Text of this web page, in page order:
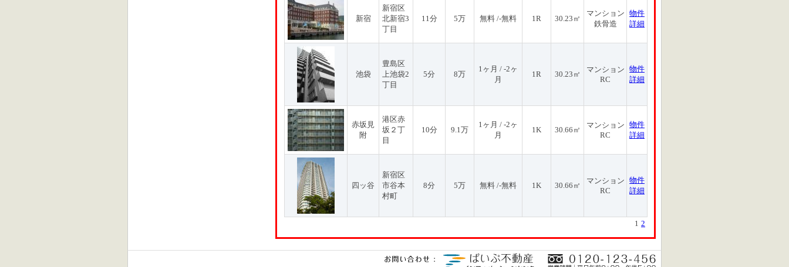
新宿
新宿区
北新宿3
丁目
11分 5万 無料 /-無料 1R 30.23㎡
マンション
鉄骨造
物件
詳細
池袋
豊島区
上池袋2
丁目
5分 8万
1ヶ月 / -2ヶ
月
1R 30.23㎡
マンション
RC
物件
詳細
赤坂見
附
港区赤
坂２丁
目
10分 9.1万
1ヶ月 / -2ヶ
月
1K 30.66㎡
マンション
RC
物件
詳細
四ッ谷
新宿区
市谷本
村町
8分 5万 無料 /-無料 1K 30.66㎡
マンション
RC
物件
詳細
1 2